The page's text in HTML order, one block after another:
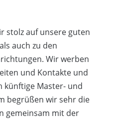
stolz auf unsere guten
auch zu den
Wir werben
und Kontakte und
künftige Master- und
begrüßen wir sehr die
gemeinsam mit der